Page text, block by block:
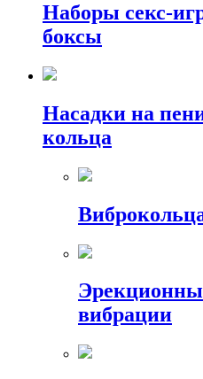
Наборы секс-
боксы
Насадки на
кольца
вибрации